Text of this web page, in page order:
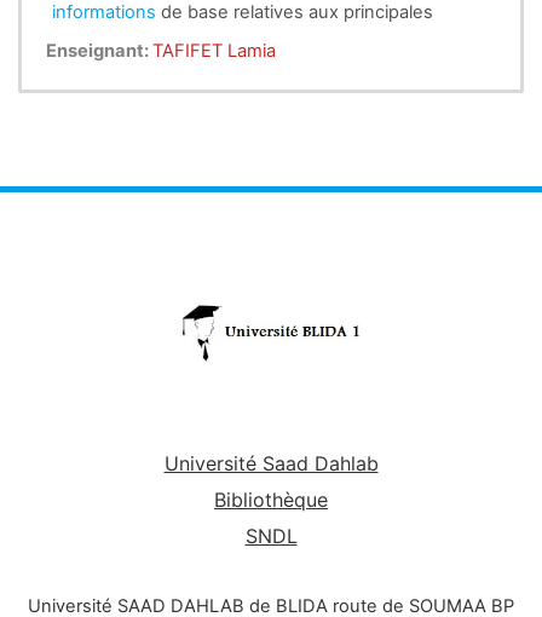
informations de base relatives aux principales
branches de lamicrobiologie
Le premier chapitre comporte un aperçu sur
4 chapitres (chapitre 2, 3 et 4) en donnant des
dans ces chapitres permettent d’acquérir une
bonne base en bactériologie générale.
sur la morphologie, la taxonomie
Enseignant:Lamia TAFIFET
Enseignant:TAFIFET Lamia
Université Saad Dahlab
Bibliothèque
SNDL
Université SAAD DAHLAB de BLIDA route de SOUMAA BP